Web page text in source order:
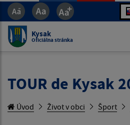
Kysak
Oficiálna stránka
TOUR de Kysak
Úvod Život v obci Šport